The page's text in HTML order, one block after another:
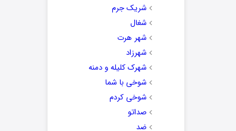
شریک جرم
شغال
شهر هرت
شهرزاد
شهرک کلیله و دمنه
شوخی با شما
شوخی کردم
صداتو
ضد